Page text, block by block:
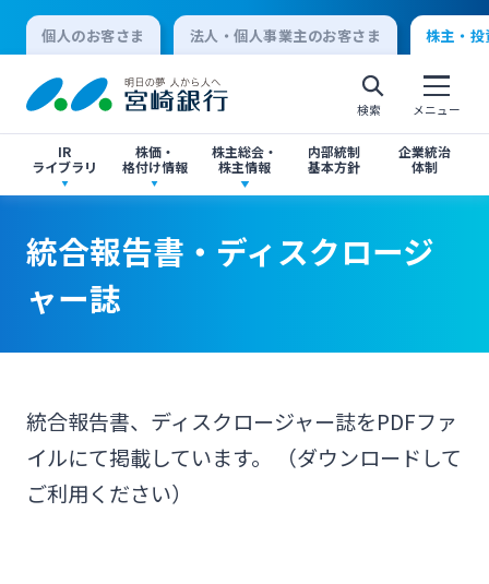
個人のお客さま 法人・個人事業主のお客さま 株主・
検索 メニュー
IR
ライブラリ
株価・
格付け情報
株主総会・
株主情報
内部統制
基本方針
企業統治
体制
決算短信
有価証券報告書・四半期報告書
投資家向け説明会資料
株価情報
格付け情報
株主総会のご案内
中間配当のご案内
統合報告書・ディスクロージャー誌
統合報告書・ディスクロージャー誌
個人向けインターネットバンキング
ログオン
法人向けインターネットバンキング
統合報告書・ディスクロージ
ャー誌
統合報告書、ディスクロージャー誌をPDFファ
イルにて掲載しています。 （ダウンロードして
ご利用ください）